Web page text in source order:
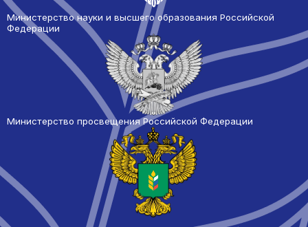
Министерство науки и высшего образования Российской
Федерации
Министерство просвещения Российской Федерации